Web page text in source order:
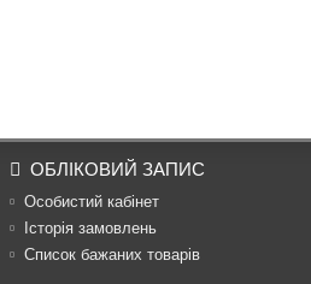
ОБЛІКОВИЙ ЗАПИС
Особистий кабінет
Історія замовлень
Список бажаних товарів